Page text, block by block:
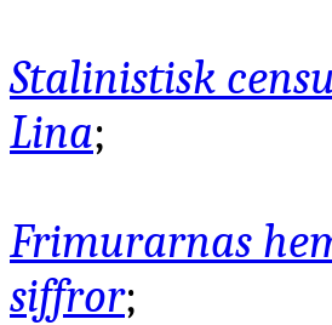
Stalinistisk
Lina;
Frimurarnas
siffror;